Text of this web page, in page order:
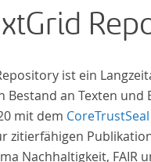
ist ein
Bestand an Texten und
mit dem CoreTrustSeal
zitierfähigen
Nachhaltigkeit, FAIR